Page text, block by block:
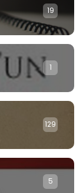
19
1
129
5